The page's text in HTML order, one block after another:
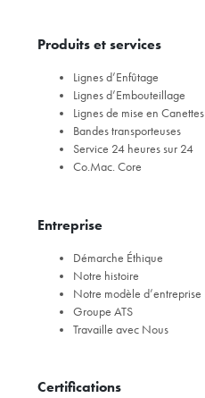
Produits et services
Lignes d’Enfûtage
Lignes d’Embouteillage
Lignes de mise en Canettes
Bandes transporteuses
Service 24 heures sur 24
Co.Mac. Core
Entreprise
Démarche Éthique
Notre histoire
Notre modèle d’entreprise
Groupe ATS
Travaille avec Nous
Certifications